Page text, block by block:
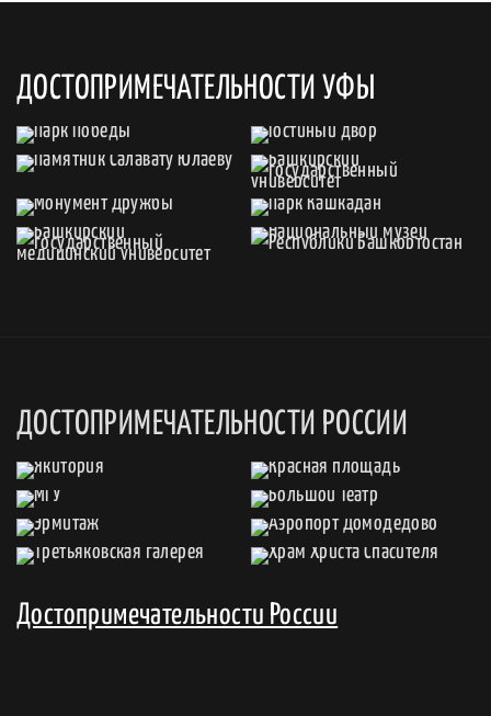
ДОСТОПРИМЕЧАТЕЛЬНОСТИ УФЫ
ДОСТОПРИМЕЧАТЕЛЬНОСТИ РОССИИ
Достопримечательности России